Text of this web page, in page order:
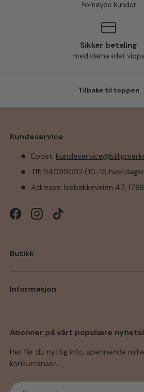
Fornøyde kunder
Sikker betaling
med klarna eller vipps
Tilbake til toppen
Kundeservice
Epost:
Tlf: 94099092 (10-15
Adresse: Isebakkeveien 47,
FacebookInstagramTikTok
Butikk
Informasjon
Abonner på vårt populære
Her får du nyttig info, spennende
konkurranser.
E-post